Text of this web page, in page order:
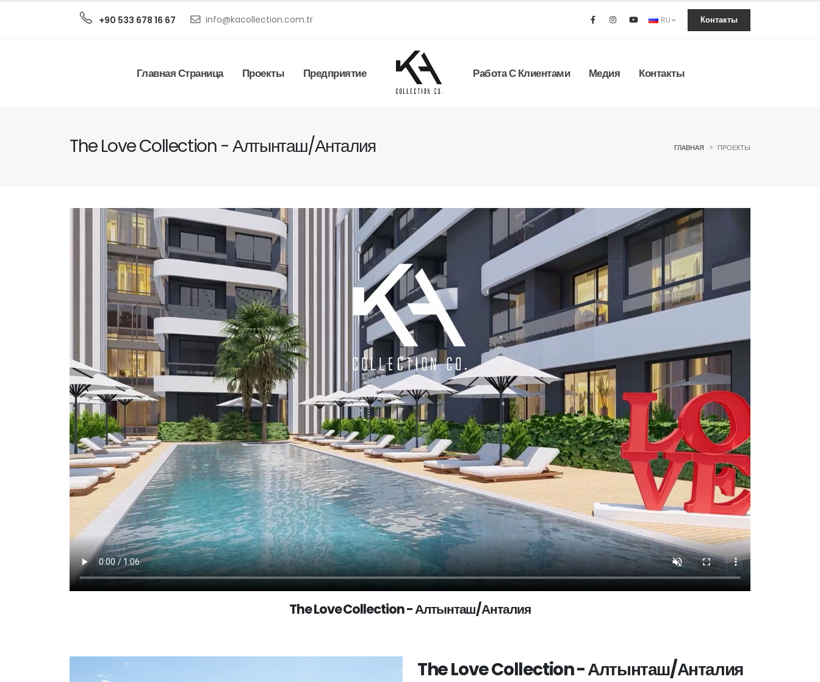
+90 533 678 16 67 info@kacollection.com.tr RU Контакты
Главная Страница Проекты Предприятие Работа С Клиентами Медия Контакты
The Love Collection - Алтынташ/Анталия ГЛАВНАЯ ПРОЕКТЫ
The Love Collection - Алтынташ/Анталия
The Love Collection - Алтынташ/Анталия